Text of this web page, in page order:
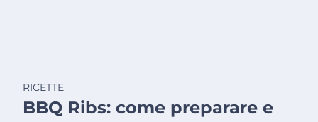
RICETTE
BBQ Ribs: come preparare e